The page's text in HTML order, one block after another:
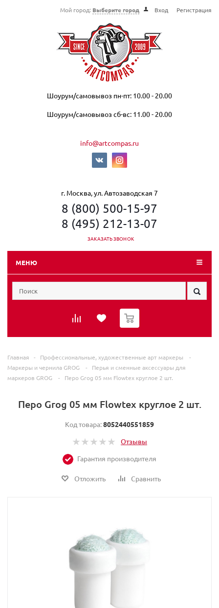
Мой город: Выберите город Вход Регистрация
Шоурум/самовывоз пн-пт: 10.00 - 20.00
Шоурум/самовывоз сб-вс: 11.00 - 20.00
info@artcompas.ru
г. Москва, ул. Автозаводская 7
8 (800) 500-15-97
8 (495) 212-13-07
ЗАКАЗАТЬ ЗВОНОК
МЕНЮ
0
Главная - Профессиональные, художественные арт маркеры
-
Маркеры и чернила GROG
-
Перья и сменные аксессуары для
маркеров GROG
- Перо Grog 05 мм Flowtex круглое 2 шт.
Перо Grog 05 мм Flowtex круглое 2 шт.
Код товара:8052440551859
Отзывы
Гарантия производителя
Отложить Сравнить